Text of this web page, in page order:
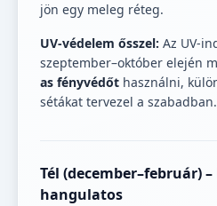
jön egy meleg réteg.
UV-védelem ősszel: Az UV-
szeptember–október elején
as fényvédőt használni,
sétákat tervezel a szabadban.
Tél (december–február)
hangulatos